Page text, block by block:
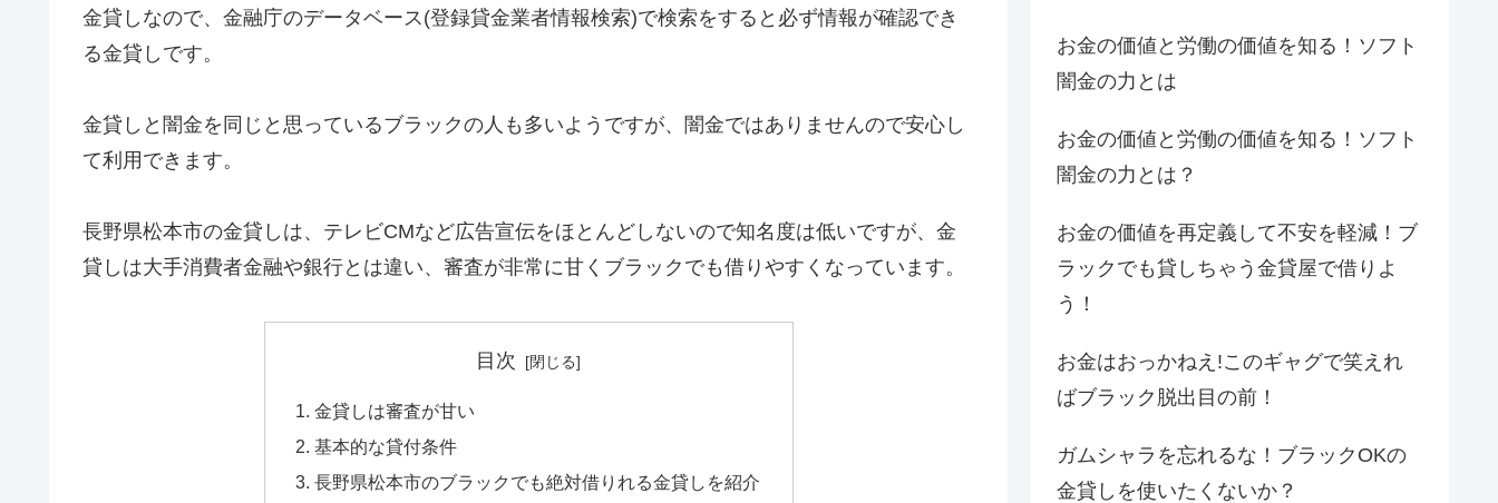
金貸しなので、金融庁のデータベース(登録貸金業者情報検索)で検索をすると必ず情報が確認でき
る金貸しです。
金貸しと闇金を同じと思っているブラックの人も多いようですが、闇金ではありませんので安心し
て利用できます。
長野県松本市の金貸しは、テレビCMなど広告宣伝をほとんどしないので知名度は低いですが、金
貸しは大手消費者金融や銀行とは違い、審査が非常に甘くブラックでも借りやすくなっています。
目次
金貸しは審査が甘い
基本的な貸付条件
長野県松本市のブラックでも絶対借りれる金貸しを紹介
お金の価値と労働の価値を知る！ソフト
闇金の力とは
お金の価値と労働の価値を知る！ソフト
闇金の力とは？
お金の価値を再定義して不安を軽減！ブ
ラックでも貸しちゃう金貸屋で借りよ
う！
お金はおっかねえ!このギャグで笑えれ
ばブラック脱出目の前！
ガムシャラを忘れるな！ブラックOKの
金貸しを使いたくないか？